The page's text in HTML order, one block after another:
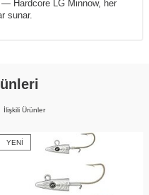
— Hardcore LG Minnow, her
sunar.
İlişkili Ürünler
YENI